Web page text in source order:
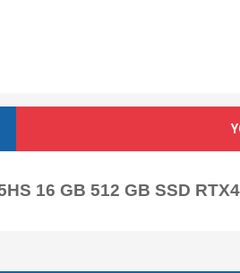
16 GB 512 GB SSD